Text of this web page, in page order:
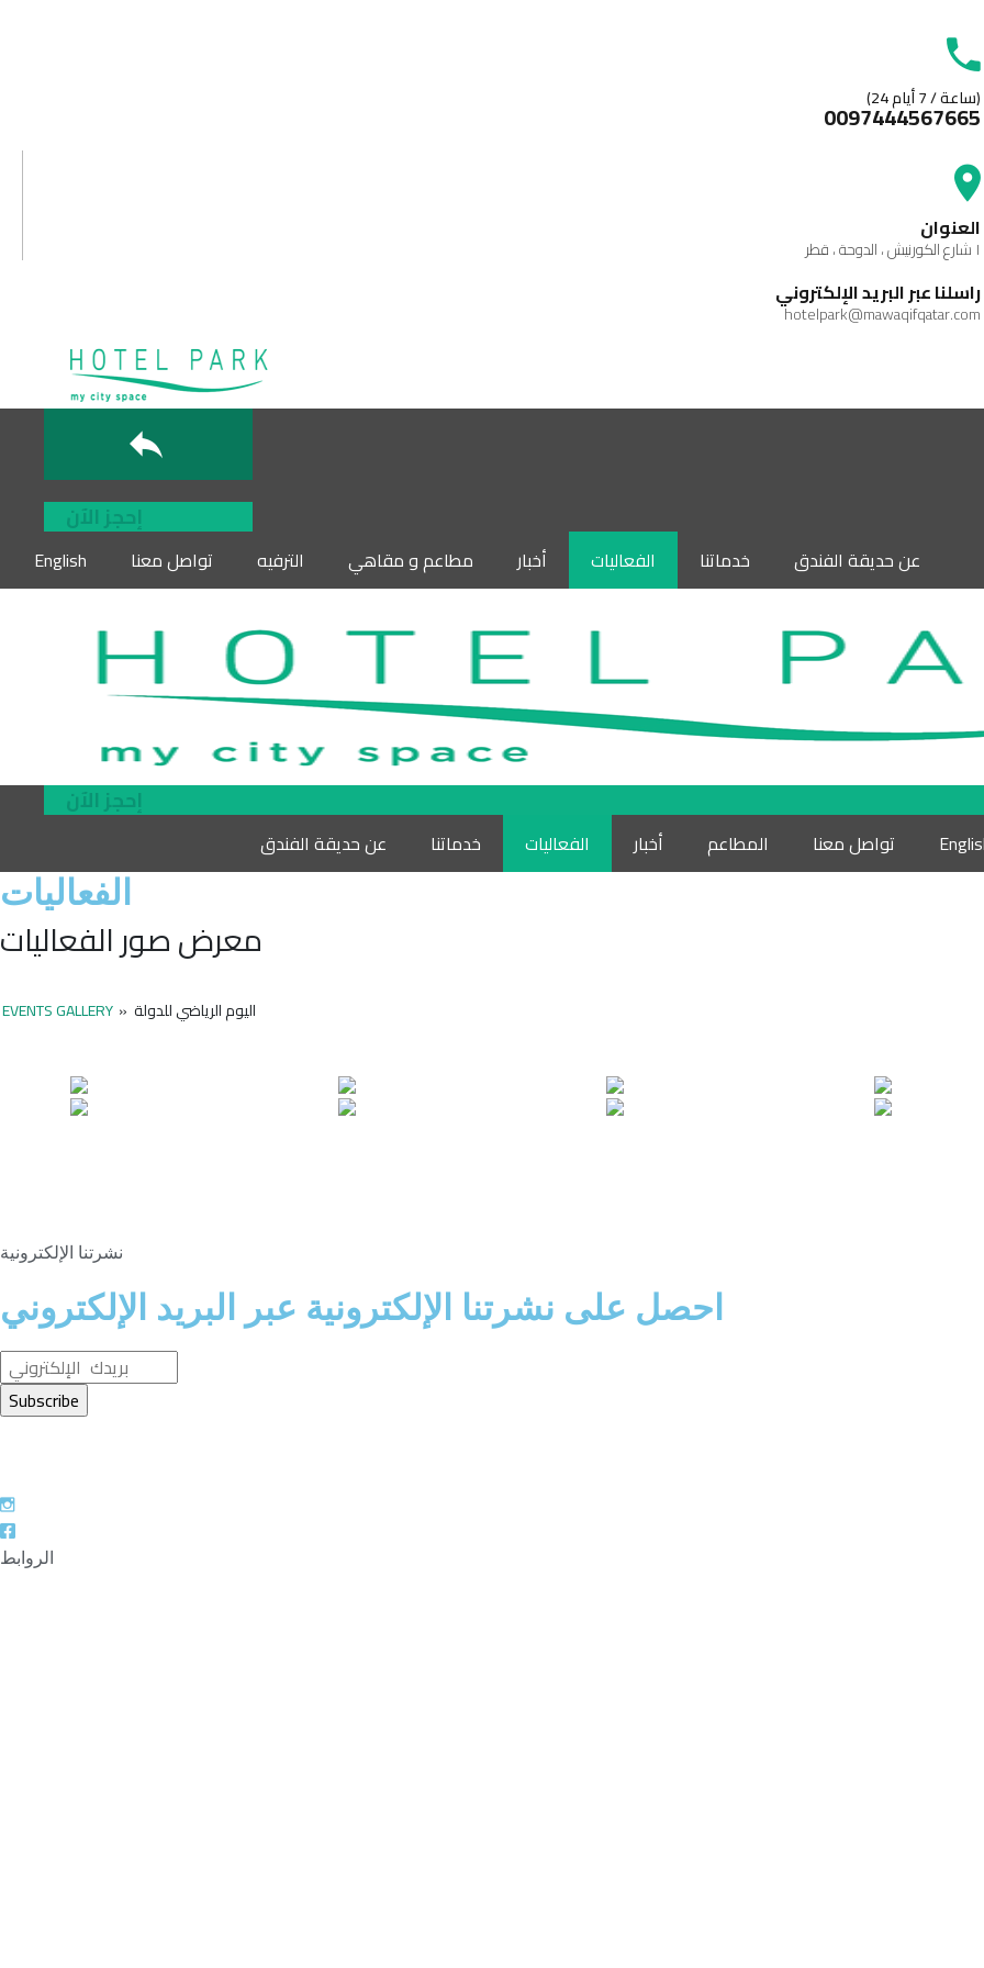
(24 ساعة / 7 أيام)0097444567665
العنوان
١ شارع الكورنيش ، الدوحة ، قطر
راسلنا عبر البريد الإلكتروني
hotelpark@mawaqifqatar.com
إحجز الآن
English تواصل معنا الترفيه مطاعم و مقاهي أخبار الفعاليات خدماتنا عن حديقة الفندق
إحجز الآن
عن حديقة الفندق خدماتنا الفعاليات أخبار المطاعم تواصل معنا
الفعاليات
معرض صور الفعاليات
EVENTS GALLERY » اليوم الرياضي للدولة
نشرتنا الإلكترونية
احصل على نشرتنا الإلكترونية عبر البريد الإلكتروني
الروابط